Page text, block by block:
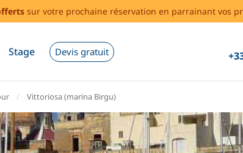
sur votre prochaine réservation en parrainant vos
Stage Devis gratuit
Vittoriosa (marina Birgu)